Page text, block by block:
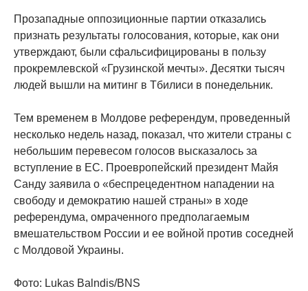
Прозападные оппозиционные партии отказались
признать результаты голосования, которые, как они
утверждают, были сфальсифицированы в пользу
прокремлевской «Грузинской мечты». Десятки тысяч
людей вышли на митинг в Тбилиси в понедельник.
Тем временем в Молдове референдум, проведенный
несколько недель назад, показал, что жители страны с
небольшим перевесом голосов высказалось за
вступление в ЕС. Проевропейский президент Майя
Санду заявила о «беспрецедентном нападении на
свободу и демократию нашей страны» в ходе
референдума, омраченного предполагаемым
вмешательством России и ее войной против соседней
с Молдовой Украины.
Фото: Lukas Balndis/BNS